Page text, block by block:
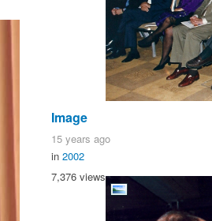
Image
15 years ago
in 2002
7,376 views